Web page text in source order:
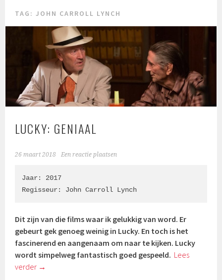
TAG:JOHN CARROLL LYNCH
LUCKY: GENIAAL
26 maart 2018 Een reactie plaatsen
Jaar: 2017
Regisseur: John Carroll Lynch
Dit zijn van die films waar ik gelukkig van word. Er
gebeurt gek genoeg weinig in Lucky. En toch is het
fascinerend en aangenaam om naar te kijken. Lucky
wordt simpelweg fantastisch goed gespeeld. Lees
verder →